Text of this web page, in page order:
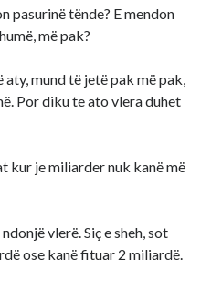
pasurinë tënde? E mendon
më pak?
mund të jetë pak më pak,
Por diku te ato vlera duhet
kur je miliarder nuk kanë më
vlerë. Siç e sheh, sot
ose kanë fituar 2 miliardë.